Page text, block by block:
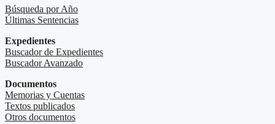
Búsqueda por Año
Últimas Sentencias
Expedientes
Buscador de Expedientes
Buscador Avanzado
Documentos
Memorias y Cuentas
Textos publicados
Otros documentos